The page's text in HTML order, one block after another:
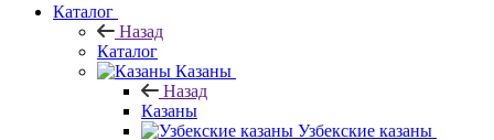
Каталог
Назад
Каталог
Казаны
Назад
Казаны
Узбекские казаны